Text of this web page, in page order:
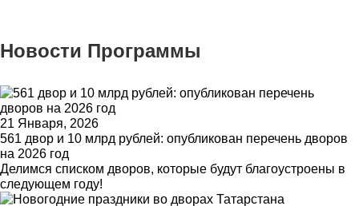
Новости Программы
21 Января, 2026
561 двор и 10 млрд рублей: опубликован перечень дворов
на 2026 год
Делимся списком дворов, которые будут благоустроены в
следующем году!